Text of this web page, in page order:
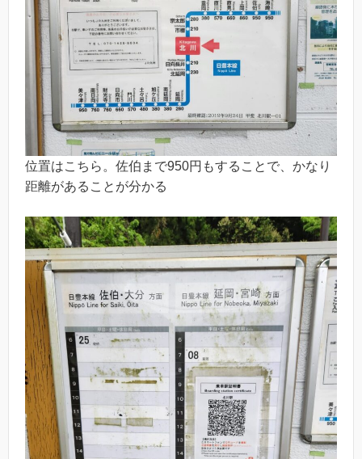
位置はこちら。佐伯まで950円もすることで、かなり
距離があることが分かる